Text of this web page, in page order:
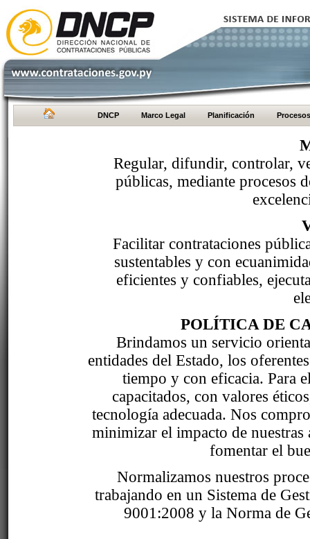
DNCP Marco Legal Planificación Procesos
Regular, difundir, controlar,
públicas, mediante procesos
Facilitar contrataciones
sustentables y con
eficientes y confiables,
POLÍTICA DE
Brindamos un servicio
entidades del Estado, los
tiempo y con eficacia. Para
capacitados, con valores
tecnología adecuada. Nos
minimizar el impacto de
fomentar el
Normalizamos nuestros
trabajando en un Sistema de
9001:2008 y la Norma de